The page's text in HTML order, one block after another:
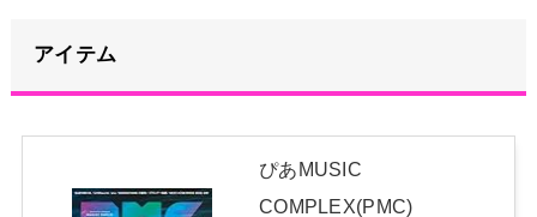
政府、自衛隊の指揮統制に国産AI導入へｗｗｗ「新しい戦い
方」への対応を急ぐ
原菜乃華、長岡花火に負けない“浴衣姿”！透明感がヤバい「と
びきりに綺麗です…！」【画像】 NEW!
【モーニング娘。'26】バラライカでコサックダンスを踊る井上
アイテム
ぴあMUSIC
COMPLEX(PMC)